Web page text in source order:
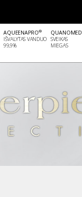
AQUEENAPRO®
IŠVALYTAS VANDUO
99,9%
QUANOMED
SVEIKAS
MIEGAS